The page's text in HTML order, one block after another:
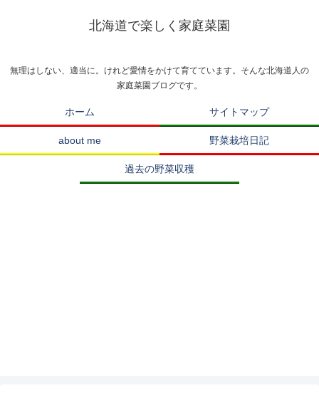
北海道で楽しく家庭菜園
無理はしない、適当に。けれど愛情をかけて育てています。そんな北海道人の
家庭菜園ブログです。
ホーム サイトマップ
about me 野菜栽培日記
過去の野菜収穫